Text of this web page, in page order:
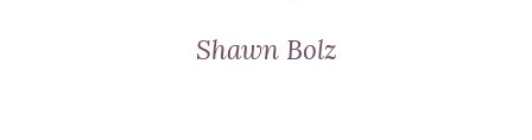
Shawn Bolz